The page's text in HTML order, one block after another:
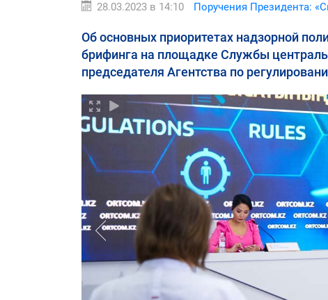
28.03.2023 в 14:10 Поручения Президента:
Об основных приоритетах надзорной
брифинга на площадке Службы
председателя Агентства по